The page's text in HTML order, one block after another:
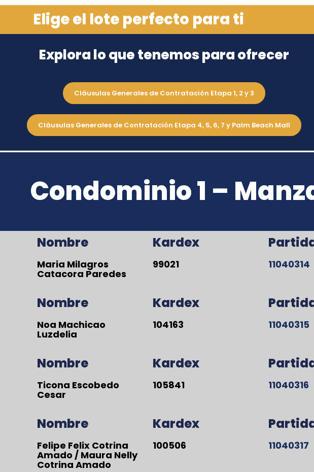
Elige el lote perfecto para ti
Explora lo que tenemos para ofrecer
Cláusulas Generales de Contratación Etapa 1, 2 y 3
Cláusulas Generales de Contratación Etapa 4, 5, 6, 7 y Palm Beach Mall
1 – Manzana K
Condominio 1 –
Nombre
Maria Milagros
Catacora Paredes
Kardex
99021 11040314
Nombre
Noa Machicao
Luzdelia
Kardex
104163 11040315
Nombre
Ticona Escobedo
Cesar
Kardex
105841 11040316
Nombre
Felipe Felix Cotrina
Amado / Maura Nelly
Cotrina Amado
Kardex
100506 11040317